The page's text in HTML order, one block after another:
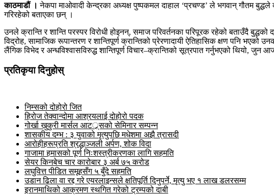
काठमाडौं । नेकपा माओवादी केन्द्रका अध्यक्ष पुष्पकमल दाहाल ‘प्रचण्ड’ ले भगवान् गौतम बुद्धले
गरिरहेको बताएका छन् ।
उनले क्रान्ति र शान्ति परस्पर विरोधी होइनन्, समाज परिवर्तनका परिपूरक रहेको बताउँदै
विद्रोह, सामाजिक रूपान्तरण र शान्तिपूर्ण क्रान्तिको प्रेरणादायी ऐतिहासिक क्षण पनि भएको
लैंगिक विभेद र अन्धविश्वासविरुद्ध शान्तिपूर्ण विचार–क्रान्तिको सूत्रपात गर्नुभएको थियो, जुन
प्रतिकृया दिनुहोस्
निम्सको दोहोरो जित
हिरोज तेक्वान्दोमा आश्रयलाई दोहोरो पदक
गोर्खा खुकुरी मार्सल आटर््र्सको सेमिनार सम्पन्न
शासकीय दम्भ : ३ युवाको मृत्युपछि मधेशमा अझै त्रासदी
आरोहीहरूप्रति श्रद्धाञ्जली अर्पण, शोक विदा
गाजामा हमासको पूर्ण निःशस्त्रीकरणका लागि सहमति
सेयर किनबेच चार कारोबार ३ अर्ब ७५ करोड
लघुवित्त पीडित समूहसँग ५ बुँदे सहमति
उडान ढिला वा रद्द गरे एयरलाइन्सले क्षतिपूर्ति दिनुपर्ने, मृत्यु भए १ लाख डलरसम्म
इरानमाथिको आक्रमण स्थगित गरेको ट्रम्पको दाबी